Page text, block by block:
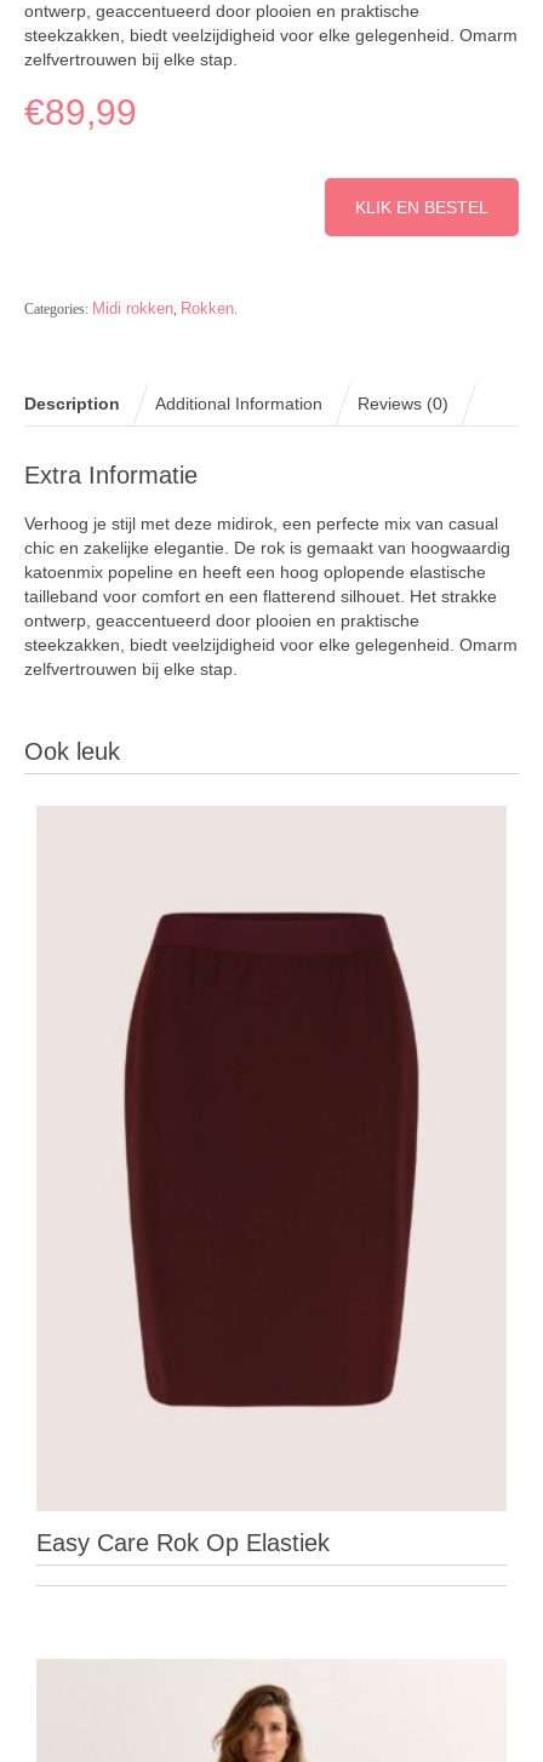
ontwerp, geaccentueerd door plooien en praktische
steekzakken, biedt veelzijdigheid voor elke gelegenheid. Omarm
zelfvertrouwen bij elke stap.
€89,99
KLIK EN BESTEL
Categories: Midi rokken, Rokken.
Description Additional Information Reviews (0)
Extra Informatie
Verhoog je stijl met deze midirok, een perfecte mix van casual
chic en zakelijke elegantie. De rok is gemaakt van hoogwaardig
katoenmix popeline en heeft een hoog oplopende elastische
tailleband voor comfort en een flatterend silhouet. Het strakke
ontwerp, geaccentueerd door plooien en praktische
steekzakken, biedt veelzijdigheid voor elke gelegenheid. Omarm
zelfvertrouwen bij elke stap.
Ook leuk
Easy Care Rok Op Elastiek